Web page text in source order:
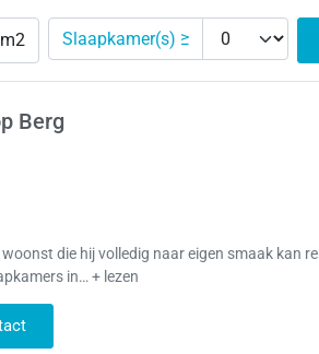
m2 Slaapkamer(s) ≥
Berg
die hij volledig naar eigen smaak kan
in… + lezen